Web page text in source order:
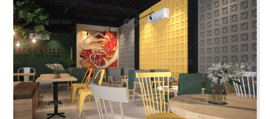
59
LỘ THIÊN QUÁN
Quán nhậu
60
STEAK HOUSE
Nhà hàng Âu